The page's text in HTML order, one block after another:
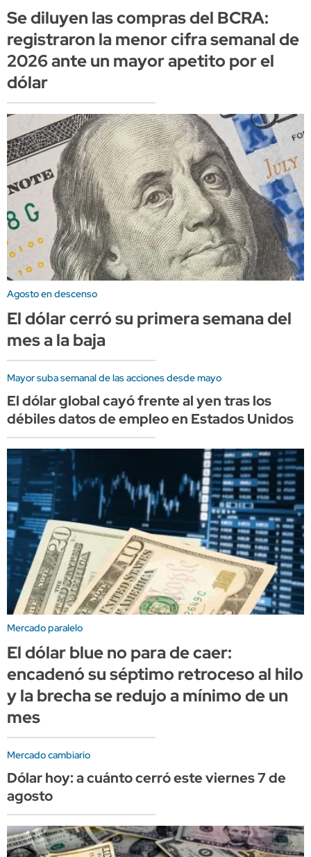
Se diluyen las compras del BCRA:
registraron la menor cifra semanal de
2026 ante un mayor apetito por el
dólar
Agosto en descenso
El dólar cerró su primera semana del
mes a la baja
Mayor suba semanal de las acciones desde mayo
El dólar global cayó frente al yen tras los
débiles datos de empleo en Estados Unidos
Mercado paralelo
El dólar blue no para de caer:
encadenó su séptimo retroceso al hilo
y la brecha se redujo a mínimo de un
mes
Mercado cambiario
Dólar hoy: a cuánto cerró este viernes 7 de
agosto